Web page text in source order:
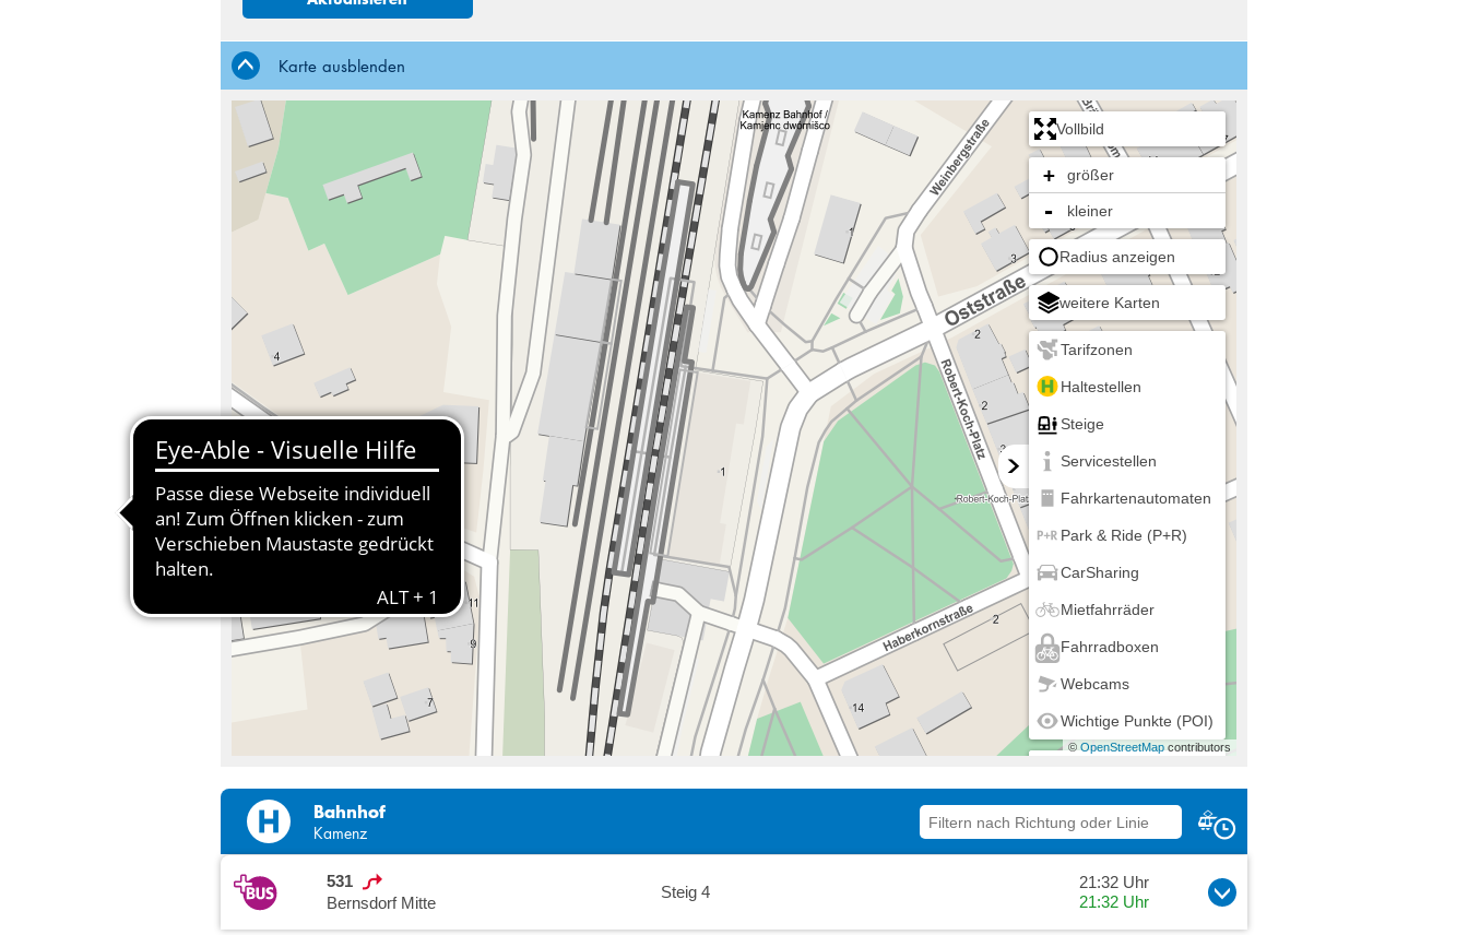
10 11 12 13 14 15 16
24 25 26 27 28 29 30
31 1 2 3 4 5 6
Karte ausblenden
Vollbild
+ größer
- kleiner
Radius anzeigen
weitere Karten
Tarifzonen
Haltestellen
Steige
Servicestellen
Fahrkartenautomaten
Park & Ride (P+R)
CarSharing
Mietfahrräder
Fahrradboxen
Webcams
Wichtige Punkte (POI)
© OpenStreetMap contributors
Bahnhof
Kamenz
531
Bernsdorf Mitte
Steig 4
21:32 Uhr
21:32 Uhr